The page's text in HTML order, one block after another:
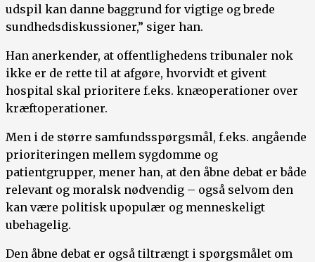
udspil kan danne baggrund for vigtige og brede
sundhedsdiskussioner,” siger han.
Han anerkender, at offentlighedens tribunaler nok
ikke er de rette til at afgøre, hvorvidt et givent
hospital skal prioritere f.eks. knæoperationer over
kræftoperationer.
Men i de større samfundsspørgsmål, f.eks. angående
prioriteringen mellem sygdomme og
patientgrupper, mener han, at den åbne debat er både
relevant og moralsk nødvendig – også selvom den
kan være politisk upopulær og menneskeligt
ubehagelig.
Den åbne debat er også tiltrængt i spørgsmålet om